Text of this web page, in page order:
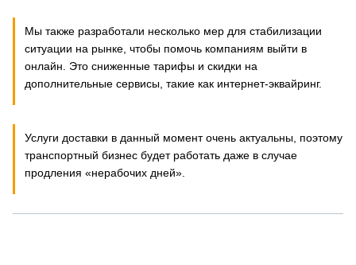
Мы также разработали несколько мер для стабилизации
ситуации на рынке, чтобы помочь компаниям выйти в
онлайн. Это сниженные тарифы и скидки на
дополнительные сервисы, такие как интернет-эквайринг.
Услуги доставки в данный момент очень актуальны, поэтому
транспортный бизнес будет работать даже в случае
продления «нерабочих дней».